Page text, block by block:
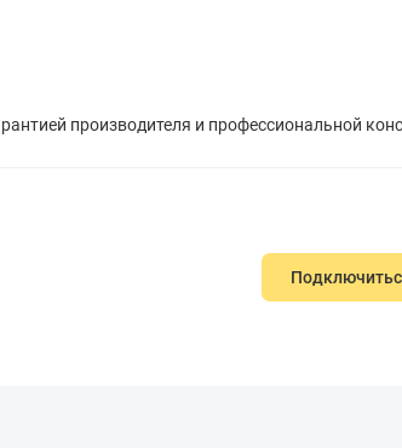
производителя и профессиональной